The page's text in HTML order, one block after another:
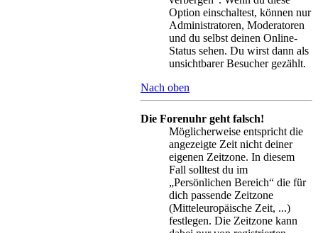
Option einschaltest, können nur
Administratoren, Moderatoren
und du selbst deinen Online-
Status sehen. Du wirst dann als
unsichtbarer Besucher gezählt.
Nach oben
Die Forenuhr geht falsch!
Möglicherweise entspricht die
angezeigte Zeit nicht deiner
eigenen Zeitzone. In diesem
Fall solltest du im
„Persönlichen Bereich“ die für
dich passende Zeitzone
(Mitteleuropäische Zeit, ...)
festlegen. Die Zeitzone kann